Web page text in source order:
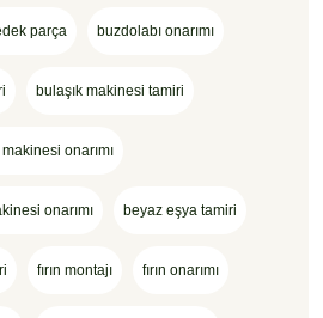
parça buzdolabı onarımı
bulaşık makinesi tamiri
onarımı
onarımı beyaz eşya tamiri
fırın montajı fırın onarımı